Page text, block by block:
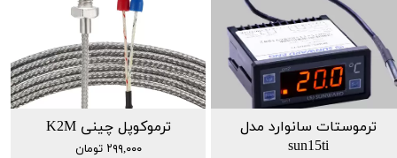
ترموستات سانوارد مدل
sun15ti
ترموکوپل چینی K2M
۲۹۹,۰۰۰ تومان